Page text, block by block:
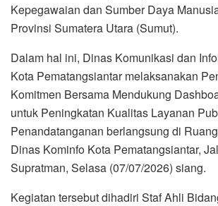
Kepegawaian dan Sumber Daya
Provinsi Sumatera Utara (Sumut).
Dalam hal ini, Dinas Komunikasi dan
Kota Pematangsiantar melaksanakan
Komitmen Bersama Mendukung
untuk Peningkatan Kualitas Layanan
Penandatanganan berlangsung di
Dinas Kominfo Kota Pematangsiantar,
Supratman, Selasa (07/07/2026) siang.
Kegiatan tersebut dihadiri Staf Ahli